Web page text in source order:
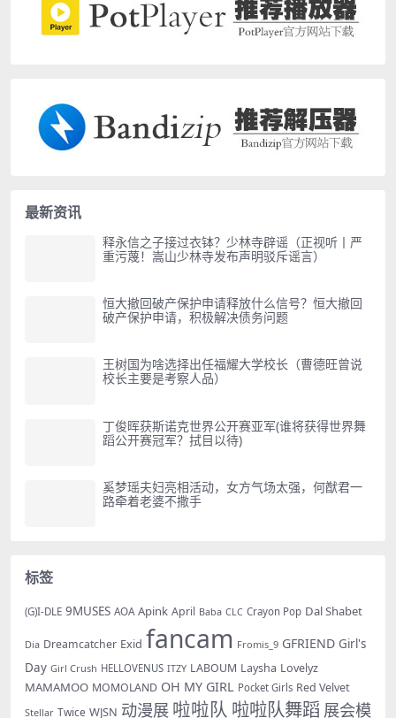
最新资讯
释永信之子接过衣钵？少林寺辟谣（正视听丨严
重污蔑！嵩山少林寺发布声明驳斥谣言）
恒大撤回破产保护申请释放什么信号？恒大撤回
破产保护申请，积极解决债务问题
王树国为啥选择出任福耀大学校长（曹德旺曾说
校长主要是考察人品）
丁俊晖获斯诺克世界公开赛亚军(谁将获得世界舞
蹈公开赛冠军？拭目以待)
奚梦瑶夫妇亮相活动，女方气场太强，何猷君一
路牵着老婆不撒手
标签
(G)I-DLE 9MUSES AOA Apink April Baba CLC Crayon Pop Dal Shabet
Dia Dreamcatcher Exid fancam Fromis_9 GFRIEND Girl's
Day Girl Crush HELLOVENUS ITZY LABOUM Laysha Lovelyz
MAMAMOO MOMOLAND OH MY GIRL Pocket Girls Red Velvet
Stellar Twice WJSN 动漫展 啦啦队 啦啦队舞蹈 展会模